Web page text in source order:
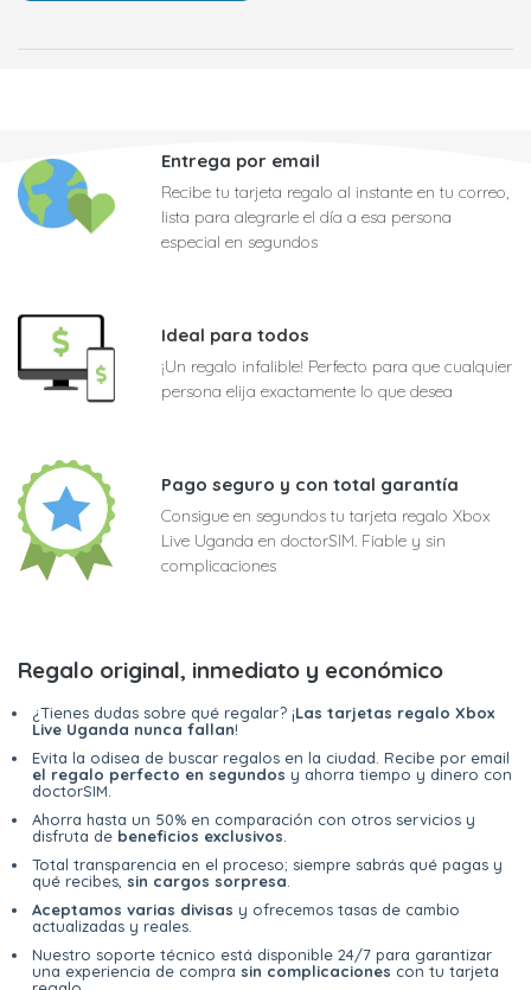
Entrega por email
Recibe tu tarjeta regalo al instante en tu correo,
lista para alegrarle el día a esa persona
especial en segundos
Ideal para todos
¡Un regalo infalible! Perfecto para que cualquier
persona elija exactamente lo que desea
Pago seguro y con total garantía
Consigue en segundos tu tarjeta regalo Xbox
Live Uganda en doctorSIM. Fiable y sin
complicaciones
Regalo original, inmediato y económico
¿Tienes dudas sobre qué regalar? ¡Las tarjetas regalo Xbox
Live Uganda nunca fallan!
Evita la odisea de buscar regalos en la ciudad. Recibe por email
el regalo perfecto en segundos y ahorra tiempo y dinero con
doctorSIM.
Ahorra hasta un 50% en comparación con otros servicios y
disfruta de beneficios exclusivos
Total transparencia en el proceso; siempre sabrás qué pagas y
qué recibes, sin cargos sorpresa
Aceptamos varias divisas y ofrecemos tasas de cambio
actualizadas y reales.
Nuestro soporte técnico está disponible 24/7 para garantizar
una experiencia de compra sin complicaciones con tu tarjeta